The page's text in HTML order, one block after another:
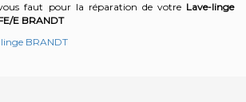
faut pour la réparation de votre Lave-linge
E BRANDT
BRANDT